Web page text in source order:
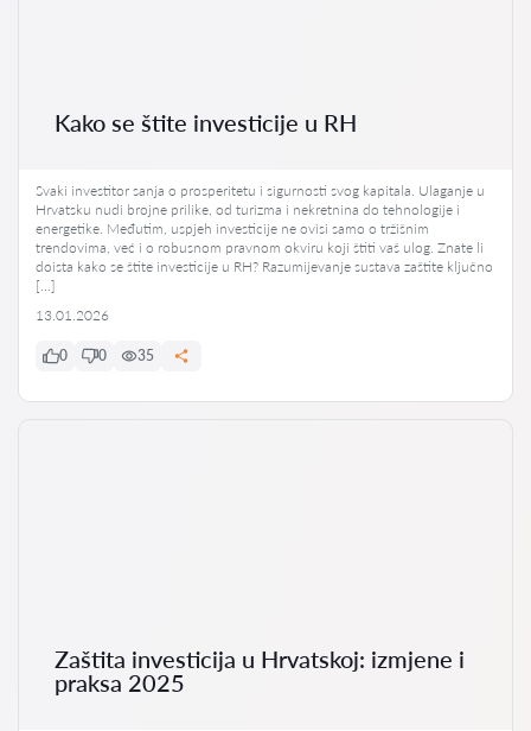
Kako se štite investicije u RH
Svaki investitor sanja o prosperitetu i sigurnosti svog kapitala. Ulaganje u
Hrvatsku nudi brojne prilike, od turizma i nekretnina do tehnologije i
energetike. Međutim, uspjeh investicije ne ovisi samo o tržišnim
trendovima, već i o robusnom pravnom okviru koji štiti vaš ulog. Znate li
doista kako se štite investicije u RH? Razumijevanje sustava zaštite ključno
[…]
13.01.2026
0 0 35
Zaštita investicija u Hrvatskoj: izmjene i
praksa 2025